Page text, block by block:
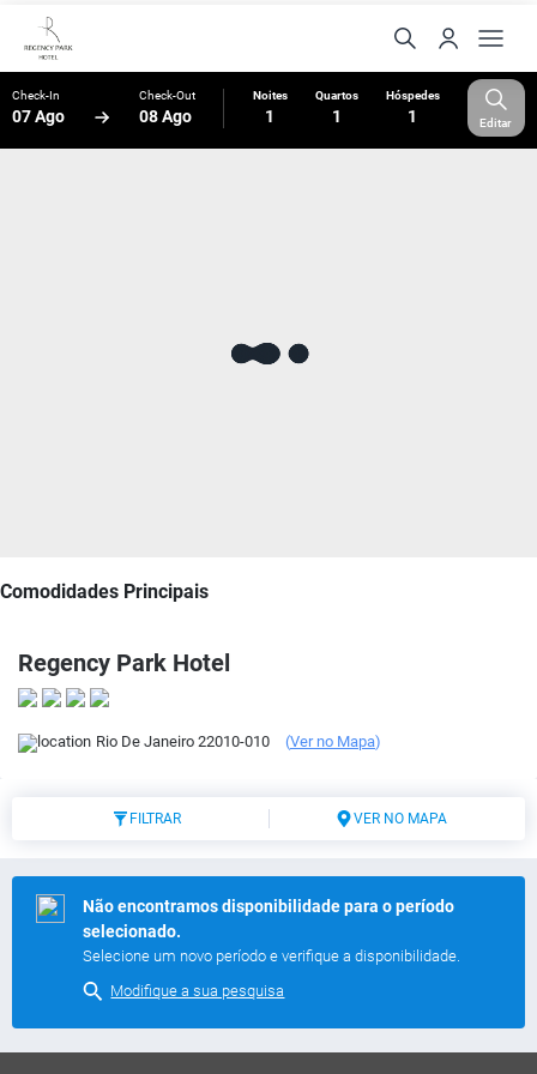
Check-In
07 Ago
Check-Out
08 Ago
Noites
1
Quartos
1
Hóspedes
1 Editar
Regency Park Hotel
Rio De Janeiro 22010-010 (Ver no Mapa)
Comodidades Principais
FILTRAR VER NO MAPA
Não encontramos disponibilidade para o período
selecionado.
Selecione um novo período e verifique a disponibilidade.
Modifique a sua pesquisa